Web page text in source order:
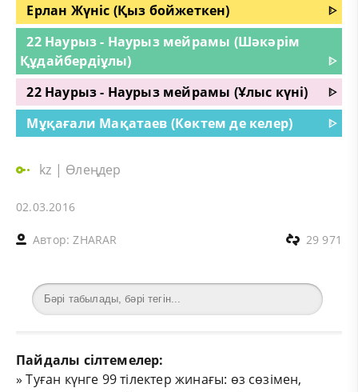
Ерлан Жүніс (Қыз бойжеткен)
ᐈ
22 Наурыз - Наурыз мейрамы (Шәкәрім
Құдайбердіұлы)
ᐈ
22 Наурыз - Наурыз мейрамы (Ұлыс күні)
ᐈ
Мұқағали Мақатаев (Көктем де келер)
ᐈ
kz | Өлеңдер
02.03.2016
Автор:ZHARAR 29 971
Пайдалы сілтемелер:
»Туған күнге 99 тілектер жинағы: өз сөзімен,